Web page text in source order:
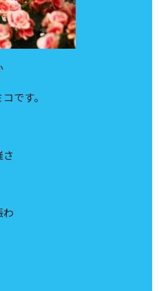
です。
わ